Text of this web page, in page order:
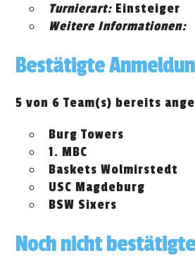
Turnierart: Einsteiger
Weitere Informationen:
Bestätigte
5 von 6 Team(s) bereits
Burg Towers
1. MBC
Baskets Wolmirstedt
USC Magdeburg
BSW Sixers
Noch nicht bestätigte